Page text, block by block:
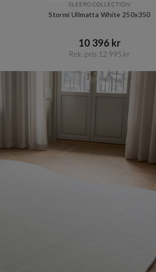
SLEEPO COLLECTION
Stormi Ullmatta White 250x350
10 396 kr​​
Rek. pris 12 995 kr​​